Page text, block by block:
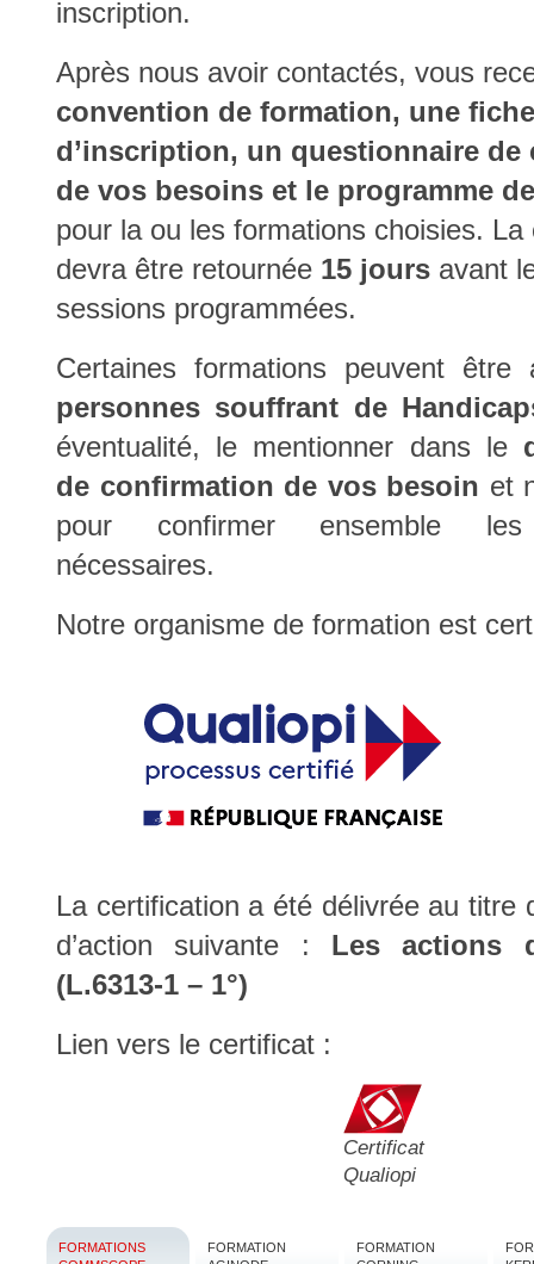
Fort de 25
Fort de 25
Fort de 25
Fort de 25
inscription.
Après nous avoir contactés, vous
convention de formation, une fiche
d’inscription, un questionnaire
de vos besoins et le programme
pour la ou les formations choisies. La
devra être retournée 15 jours avant
sessions programmées.
Certaines formations peuvent
personnes souffrant de
éventualité, le mentionner dans le
de confirmation de vos besoin et
pour confirmer ensemble les
nécessaires.
Notre organisme de formation est
La certification a été délivrée au titre
d’action suivante : Les actions
(L.6313-1 – 1°)
Lien vers le certificat :
Certificat
Qualiopi
FORMATIONS
FORMATION
FORMATION